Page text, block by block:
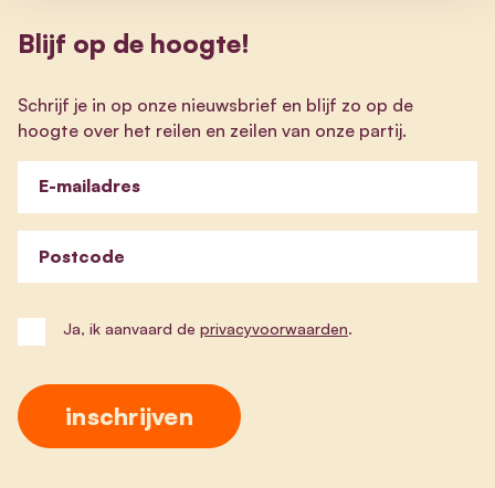
Blijf op de hoogte!
Schrijf je in op onze nieuwsbrief en blijf zo op de
hoogte over het reilen en zeilen van onze partij.
E-mailadres
Postcode
Ja, ik aanvaard de privacyvoorwaarden.